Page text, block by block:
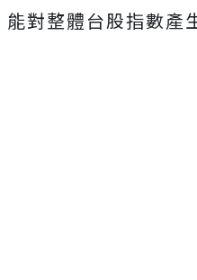
能對整體台股指數產